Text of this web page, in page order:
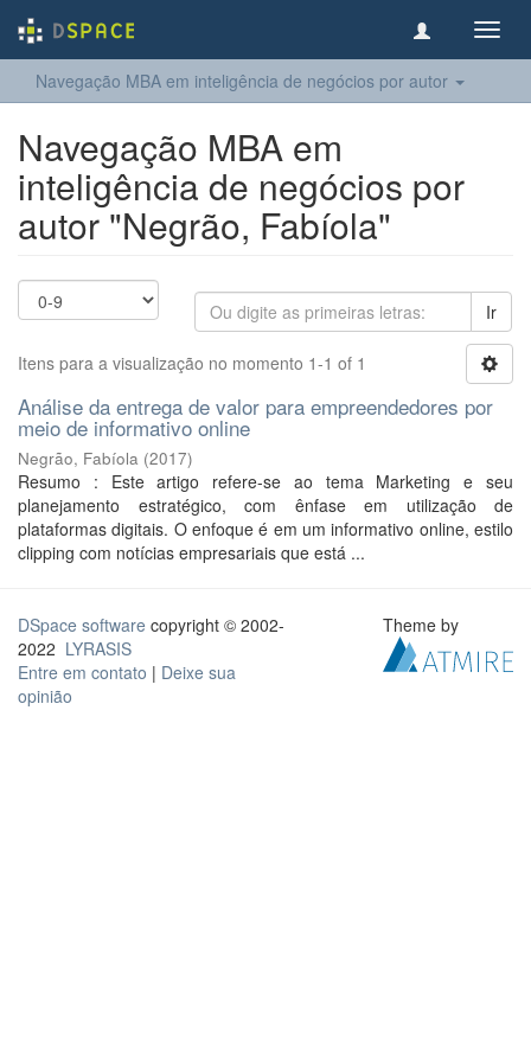
Navegação MBA em inteligência de negócios por autor
Navegação MBA em
inteligência de negócios por
autor "Negrão, Fabíola"
Ir
Itens para a visualização no momento 1-1 of 1
Análise da entrega de valor para empreendedores por
meio de informativo online
Negrão, Fabíola (2017)
Resumo : Este artigo refere-se ao tema Marketing e seu
planejamento estratégico, com ênfase em utilização de
plataformas digitais. O enfoque é em um informativo online, estilo
clipping com notícias empresariais que está ...
DSpace software copyright © 2002-
2022 LYRASIS
Entre em contato | Deixe sua
opinião
Theme by